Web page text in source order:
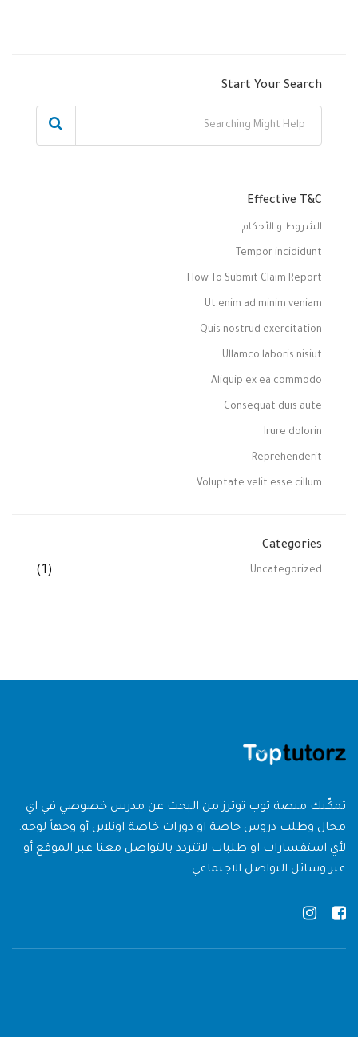
Start Your Search
Effective T&C
الشروط و الأحكام
Tempor incididunt
How To Submit Claim Report
Ut enim ad minim veniam
Quis nostrud exercitation
Ullamco laboris nisiut
Aliquip ex ea commodo
Consequat duis aute
Irure dolorin
Reprehenderit
Voluptate velit esse cillum
Categories
Uncategorized
(1)
تمكّنك منصة توب توترز من البحث عن مدرس خصوصي في اي
مجال وطلب دروس خاصة او دورات خاصة اونلاين أو وجهاً لوجه.
لأي استفسارات او طلبات لاتتردد بالتواصل معنا عبر الموقع أو
عبر وسائل التواصل الاجتماعي